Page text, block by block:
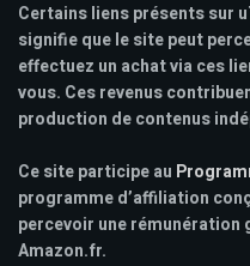
Certains liens présents sur
signifie que le site peut
effectuez un achat via ces
vous. Ces revenus
production de contenus
Ce site participe au
programme d’affiliation
percevoir une rémunération
Amazon.fr.